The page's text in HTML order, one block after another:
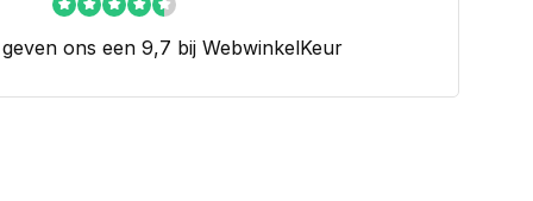
ons een 9,7 bij WebwinkelKeur